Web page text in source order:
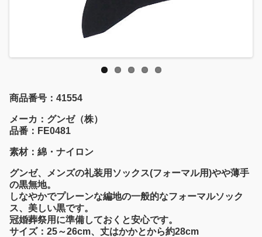
商品番号：41554
メーカ：グンゼ（株）
品番：FE0481
素材：綿・ナイロン
グンゼ、メンズの礼装用ソックス(フォーマル用)やや薄手
の黒無地。
しなやかでプレーンな編地の一般的なフォーマルソック
ス、美しい黒です。
冠婚葬祭用に準備しておくと安心です。
サイズ：25～26cm、丈はかかとから約28cm